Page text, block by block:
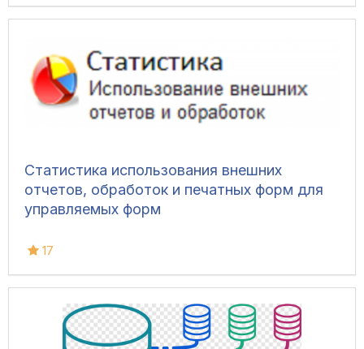
Статистика использования внешних
отчетов, обработок и печатных форм для
управляемых форм
17